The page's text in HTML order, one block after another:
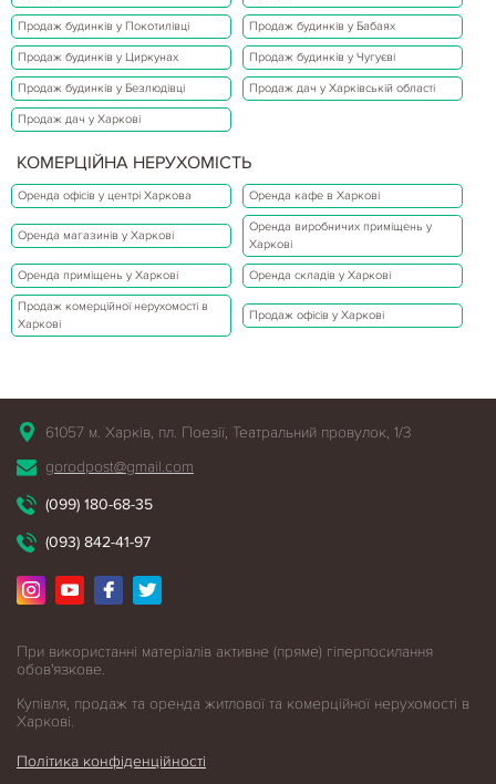
Продаж будинків у Покотилівці Продаж будинків у Бабаях
Продаж будинків у Циркунах Продаж будинків у Чугуєві
Продаж будинків у Безлюдівці Продаж дач у Харківській області
Продаж дач у Харкові
КОМЕРЦІЙНА НЕРУХОМІСТЬ
Оренда офісів у центрі Харкова Оренда кафе в Харкові
Оренда магазинів у Харкові
Оренда виробничих приміщень у
Харкові
Оренда приміщень у Харкові Оренда складів у Харкові
Продаж комерційної нерухомості в
Харкові
Продаж офісів у Харкові
61057 м. Харків, пл. Поезії, Театральний провулок, 1/3
gorodpost@gmail.com
(099) 180-68-35
(093) 842-41-97
При використанні матеріалів активне (пряме) гіперпосилання
обов'язкове.
Купівля, продаж та оренда житлової та комерційної нерухомості в
Харкові.
Політика конфіденційності